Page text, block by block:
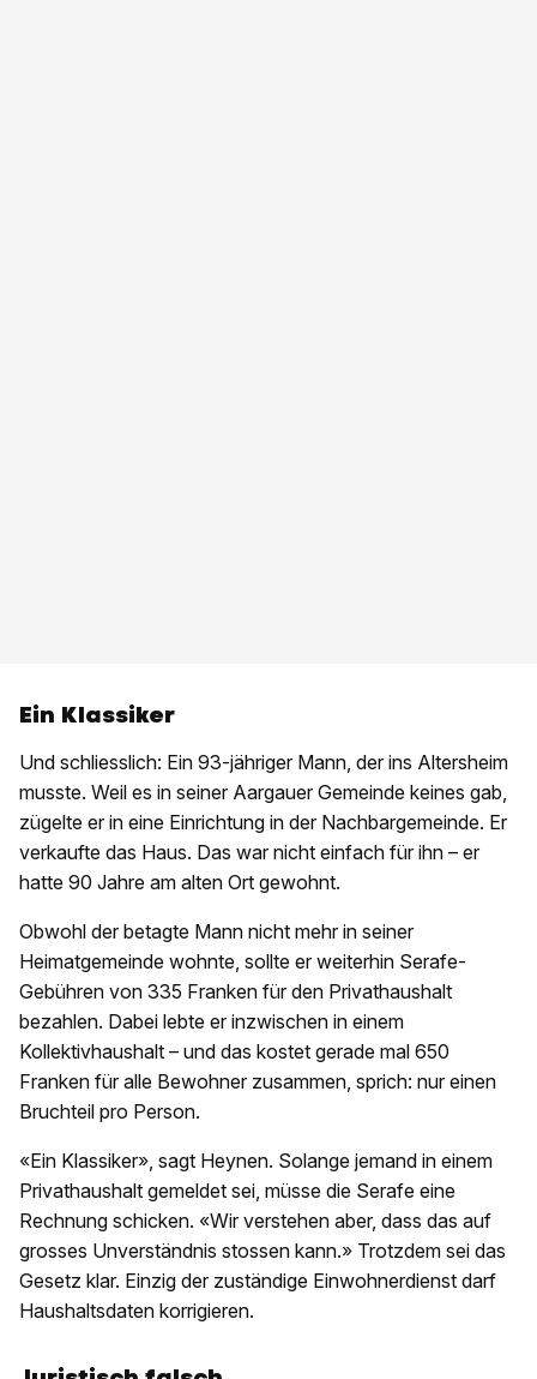
Ein Klassiker
Und schliesslich: Ein 93-jähriger Mann, der ins Altersheim
musste. Weil es in seiner Aargauer Gemeinde keines gab,
zügelte er in eine Einrichtung in der Nachbargemeinde. Er
verkaufte das Haus. Das war nicht einfach für ihn – er
hatte 90 Jahre am alten Ort gewohnt.
Obwohl der betagte Mann nicht mehr in seiner
Heimatgemeinde wohnte, sollte er weiterhin Serafe-
Gebühren von 335 Franken für den Privathaushalt
bezahlen. Dabei lebte er inzwischen in einem
Kollektivhaushalt – und das kostet gerade mal 650
Franken für alle Bewohner zusammen, sprich: nur einen
Bruchteil pro Person.
«Ein Klassiker», sagt Heynen. Solange jemand in einem
Privathaushalt gemeldet sei, müsse die Serafe eine
Rechnung schicken. «Wir verstehen aber, dass das auf
grosses Unverständnis stossen kann.» Trotzdem sei das
Gesetz klar. Einzig der zuständige Einwohnerdienst darf
Haushaltsdaten korrigieren.